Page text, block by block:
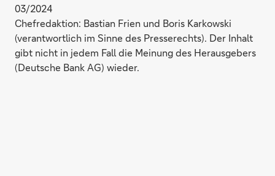
03/2024
Chefredaktion: Bastian Frien und Boris Karkowski
(verantwortlich im Sinne des Presserechts). Der Inhalt
gibt nicht in jedem Fall die Meinung des Herausgebers
(Deutsche Bank AG) wieder.